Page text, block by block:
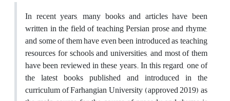
In recent years, many books and articles have been
written in the field of teaching Persian prose and rhyme,
and some of them have even been introduced as teaching
resources for schools and universities, and most of them
have been reviewed in these years. In this regard, one of
the latest books published and introduced in the
curriculum of Farhangian University (approved 2019) as